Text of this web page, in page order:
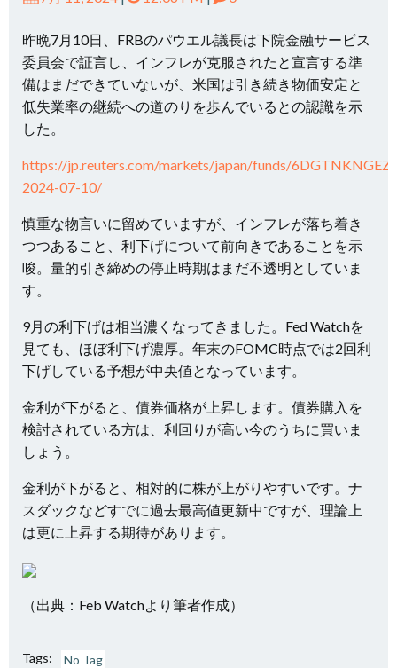
昨晩7月10日、FRBのパウエル議長は下院金融サービス
委員会で証言し、インフレが克服されたと宣言する準
備はまだできていないが、米国は引き続き物価安定と
低失業率の継続への道のりを歩んでいるとの認識を示
した。
https://jp.reuters.com/markets/japan/funds/
2024-07-10/
慎重な物言いに留めていますが、インフレが落ち着き
つつあること、利下げについて前向きであることを示
唆。量的引き締めの停止時期はまだ不透明としていま
す。
9月の利下げは相当濃くなってきました。Fed Watchを
見ても、ほぼ利下げ濃厚。年末のFOMC時点では2回利
下げしている予想が中央値となっています。
金利が下がると、債券価格が上昇します。債券購入を
検討されている方は、利回りが高い今のうちに買いま
しょう。
金利が下がると、相対的に株が上がりやすいです。ナ
スダックなどすでに過去最高値更新中ですが、理論上
は更に上昇する期待があります。
（出典： Feb Watchより筆者作成）
Tags: No Tag